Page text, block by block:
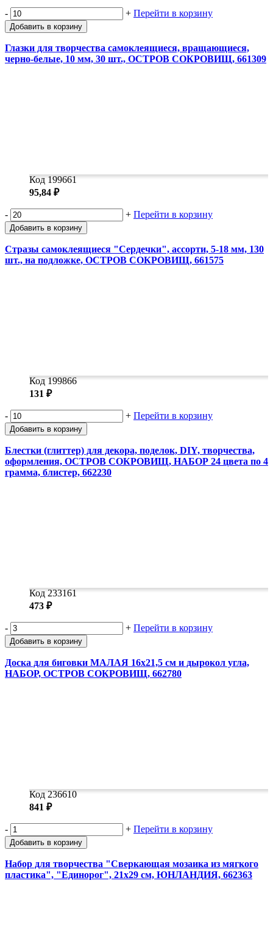
- + Перейти в корзину
Добавить в корзину
Глазки для творчества самоклеящиеся, вращающиеся,
черно-белые, 10 мм, 30 шт., ОСТРОВ СОКРОВИЩ, 661309
Код 199661
95,84 ₽
- + Перейти в корзину
Добавить в корзину
Стразы самоклеящиеся "Сердечки", ассорти, 5-18 мм, 130
шт., на подложке, ОСТРОВ СОКРОВИЩ, 661575
Код 199866
131 ₽
- + Перейти в корзину
Добавить в корзину
Блестки (глиттер) для декора, поделок, DIY, творчества,
оформления, ОСТРОВ СОКРОВИЩ, НАБОР 24 цвета по 4
грамма, блистер, 662230
Код 233161
473 ₽
- + Перейти в корзину
Добавить в корзину
Доска для биговки МАЛАЯ 16х21,5 см и дырокол угла,
НАБОР, ОСТРОВ СОКРОВИЩ, 662780
Код 236610
841 ₽
- + Перейти в корзину
Добавить в корзину
Набор для творчества "Сверкающая мозаика из мягкого
пластика", "Единорог", 21х29 см, ЮНЛАНДИЯ, 662363